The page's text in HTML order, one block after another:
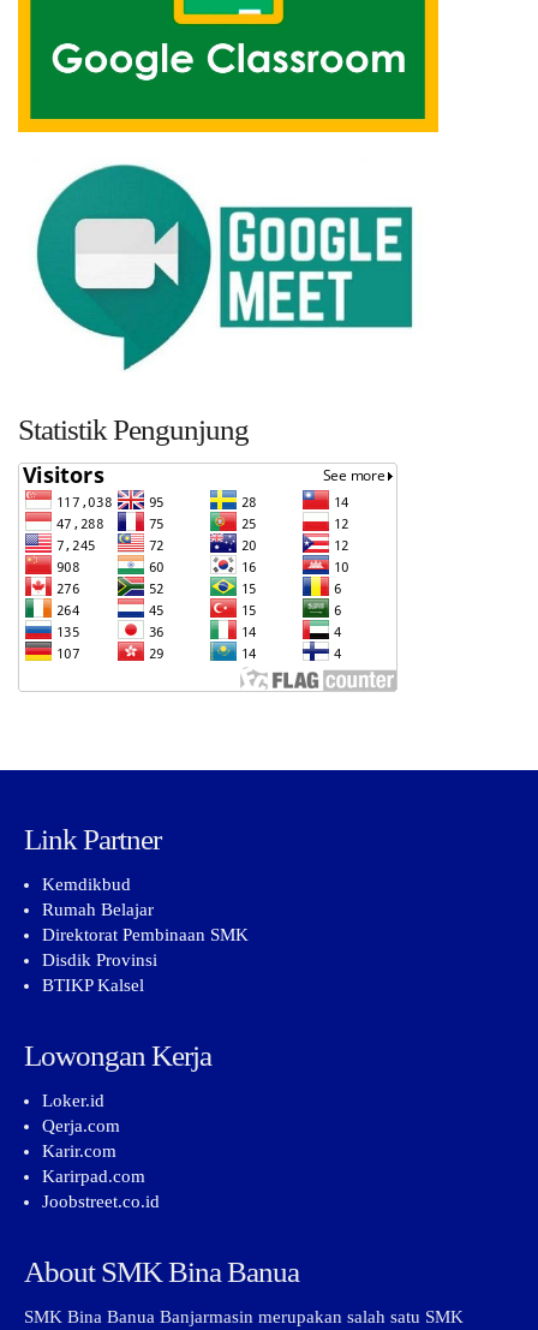
Statistik Pengunjung
Link Partner
Kemdikbud
Rumah Belajar
Direktorat Pembinaan SMK
Disdik Provinsi
BTIKP Kalsel
Lowongan Kerja
Loker.id
Qerja.com
Karir.com
Karirpad.com
Joobstreet.co.id
About SMK Bina Banua
SMK Bina Banua Banjarmasin merupakan salah satu SMK